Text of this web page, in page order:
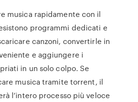
musica rapidamente con il
programmi dedicati e
canzoni, convertirle in
e aggiungere i
in un solo colpo. Se
musica tramite torrent, il
l’intero processo più veloce